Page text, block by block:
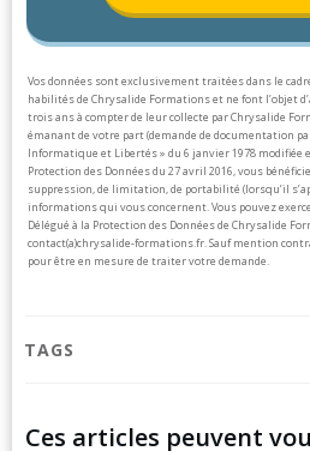
Vos données sont exclusivement traitées dans le
habilités de Chrysalide Formations et ne font l’objet
trois ans à compter de leur collecte par Chrysalide
émanant de votre part (demande de documentation
Informatique et Libertés » du 6 janvier 1978 modifiée
Protection des Données du 27 avril 2016, vous
suppression, de limitation, de portabilité (lorsqu’il
informations qui vous concernent. Vous pouvez
Délégué à la Protection des Données de Chrysalide
contact(a)chrysalide-formations.fr.Sauf mention
pour être en mesure de traiter votre demande.
TAGS
Ces articles peuvent